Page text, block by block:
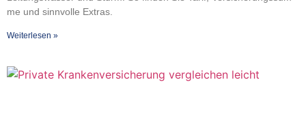
me und sinn­vol­le Extras.
Wei­ter­le­sen »